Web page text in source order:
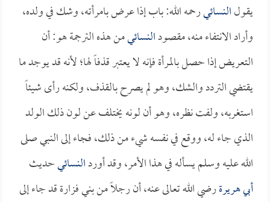
يقولالنسائيرحمه الله: باب إذا عرض بامرأته، وشك في ولده،
وأراد الانتفاء منه، مقصودالنسائيمن هذه الترجمة هو: أن
التعريض إذا حصل بالمرأة فإنه لا يعتبر قذفاً لها؛ لأنه قد يوجد ما
يقتضي التردد والشك، وهو لم يصرح بالقذف، ولكنه رأى شيئاً
استغربه، ولفت نظره، وهو أن لونه يختلف عن لون ذلك الولد
الذي جاء له، ووقع في نفسه شيء من ذلك، فجاء إلى النبي صلى
الله عليه وسلم يسأله في هذا الأمر، وقد أوردالنسائيحديث
أبي هريرةرضي الله تعالى عنه، أن رجلاً من بني فزارة قد جاء إلى